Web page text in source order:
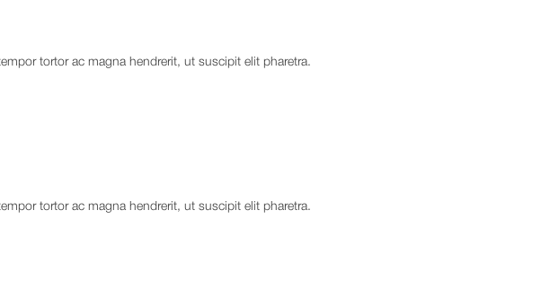
tortor ac magna hendrerit, ut suscipit elit pharetra.
tortor ac magna hendrerit, ut suscipit elit pharetra.